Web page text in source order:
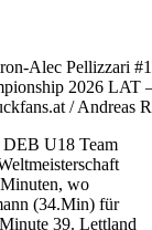
Alec Pellizzari
2026 LAT
/ Andreas
DEB U18 Team
wo
(34.Min) für
39. Lettland